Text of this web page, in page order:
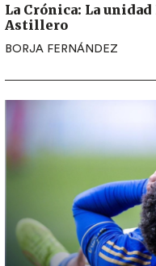
La Crónica: La
Astillero
BORJA FERNÁNDEZ